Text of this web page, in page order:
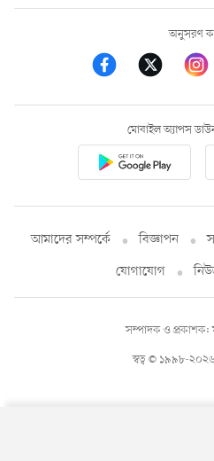
অনুসরণ
মোবাইল অ্যাপস
আমাদের সম্পর্কে বিজ্ঞাপন
যোগাযোগ
স্বত্ব © ১৯৯৮-
সম্পাদক ও প্রকাশক: